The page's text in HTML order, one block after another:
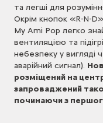
та легші для
Окрім кнопок «R-N-
My Ami Pop легко
вентиляцією та
небезпеку у вигляді
аварійний сигнал).
розміщений на
запроваджений
починаючи з